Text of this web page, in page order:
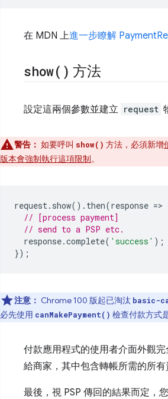
在 MDN 上進一步瞭解
show( ) 方法
設定這兩個參數並建立 request
警告： 如要呼叫 show() 方法，必須新增
版本會強制執行這項限制。
request. show(). then(response =>
// [process payment]
// send to a PSP etc.
response.complete( 'success' );
});
注意： Chrome 100 版起已淘汰 basic-
必先使用 canMakePayment() 檢查付款方式
付款應用程式的使用者介面外觀
給商家，其中包含轉帳所需的所
最後，視 PSP 傳回的結果而定，